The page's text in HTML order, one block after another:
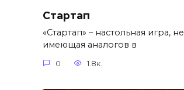
Стартап
«Стартап» – настольная игра, не
имеющая аналогов в
0 1.8к.